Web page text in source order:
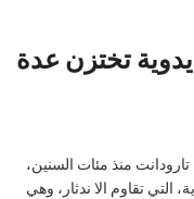
تختزن عدة
منذ مئات السنين،
التي تقاوم الا ندثار، وهي
تارودانت ﺑمؤهلات